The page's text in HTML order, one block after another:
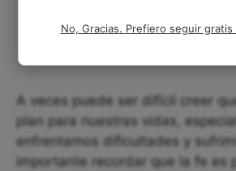
A veces puede ser difícil creer
plan para nuestras vidas,
enfrentamos dificultades y
importante recordar que la fe es
No, Gracias. Prefiero seguir